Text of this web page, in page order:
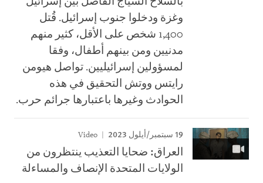
وغزة ودخلوا جنوب إسرائيل. قُتل
1,400 شخص على الأقل، كثير منهم
مدنيين ومن بينهم أطفال، وفقا
لمسؤولين إسرائيليين. تواصل هيومن
رايتس ووتش التحقيق في هذه
الحوادث وغيرها باعتبارها جرائم حرب.
19 سبتمبر/أيلول 2023
العراق: ضحايا التعذيب ينتظرون من
الولايات المتحدة الإنصاف والمساءلة